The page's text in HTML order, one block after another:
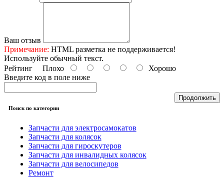
Ваш отзыв
Примечание: HTML разметка не поддерживается!
Используйте обычный текст.
Рейтинг Плохо
Хорошо
Введите код в поле ниже
Продолжить
Поиск по категории
Запчасти для электросамокатов
Запчасти для колясок
Запчасти для гироскутеров
Запчасти для инвалидных колясок
Запчасти для велосипедов
Ремонт